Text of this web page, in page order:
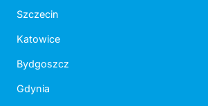
Szczecin
Katowice
Bydgoszcz
Gdynia